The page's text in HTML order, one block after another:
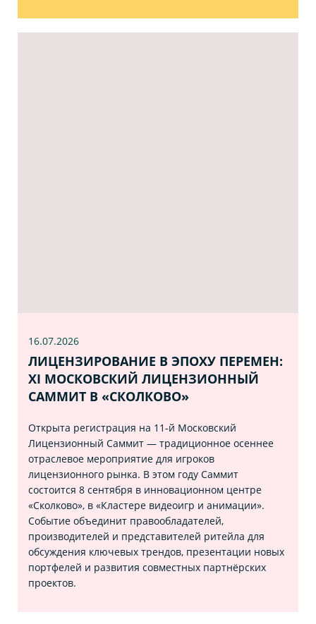
16.07.2026
ЛИЦЕНЗИРОВАНИЕ В ЭПОХУ ПЕРЕМЕН:
XI МОСКОВСКИЙ ЛИЦЕНЗИОННЫЙ
САММИТ В «СКОЛКОВО»
Открыта регистрация на 11‑й Московский
Лицензионный Саммит — традиционное осеннее
отраслевое мероприятие для игроков
лицензионного рынка. В этом году Саммит
состоится 8 сентября в инновационном центре
«Сколково», в «Кластере видеоигр и анимации».
Событие объединит правообладателей,
производителей и представителей ритейла для
обсуждения ключевых трендов, презентации новых
портфелей и развития совместных партнёрских
проектов.